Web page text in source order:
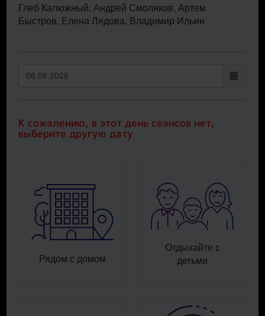
Глеб Калюжный, Андрей Смоляков, Артем
Быстров, Елена Лядова, Владимир Ильин
К сожалению, в этот день сеансов нет,
выберите другую дату
Рядом с домом
Отдыхайте с
детьми